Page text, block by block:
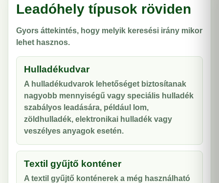
Leadóhely típusok röviden
Gyors áttekintés, hogy melyik keresési irány mikor
lehet hasznos.
Hulladékudvar
A hulladékudvarok lehetőséget biztosítanak
nagyobb mennyiségű vagy speciális hulladék
szabályos leadására, például lom,
zöldhulladék, elektronikai hulladék vagy
veszélyes anyagok esetén.
Textil gyűjtő konténer
A textil gyűjtő konténerek a még használható